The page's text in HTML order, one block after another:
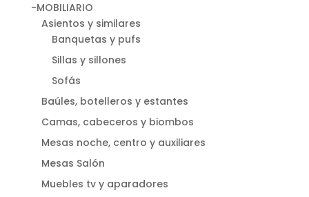
-MOBILIARIO
Asientos y similares
Banquetas y pufs
Sillas y sillones
Sofás
Baúles, botelleros y estantes
Camas, cabeceros y biombos
Mesas noche, centro y auxiliares
Mesas Salón
Muebles tv y aparadores